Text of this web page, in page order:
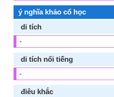
ý nghĩa khảo cổ học
di tích
-
di tích nổi tiếng
-
điêu khắc